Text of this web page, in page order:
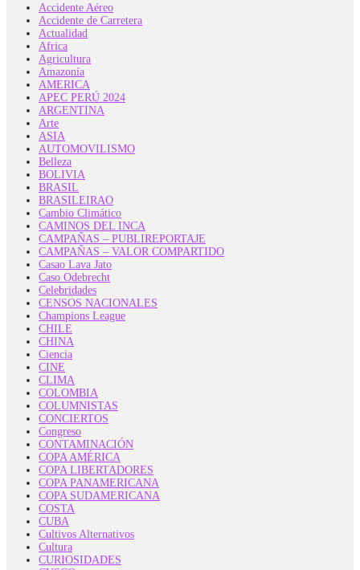
Accidente Aéreo
Accidente de Carretera
Actualidad
Africa
Agricultura
Amazonía
AMERICA
APEC PERÚ 2024
ARGENTINA
Arte
ASIA
AUTOMOVILISMO
Belleza
BOLIVIA
BRASIL
BRASILEIRAO
Cambio Climático
CAMINOS DEL INCA
CAMPAÑAS – PUBLIREPORTAJE
CAMPAÑAS – VALOR COMPARTIDO
Casao Lava Jato
Caso Odebrecht
Celebridades
CENSOS NACIONALES
Champions League
CHILE
CHINA
Ciencia
CINE
CLIMA
COLOMBIA
COLUMNISTAS
CONCIERTOS
Congreso
CONTAMINACIÓN
COPA AMÉRICA
COPA LIBERTADORES
COPA PANAMERICANA
COPA SUDAMERICANA
COSTA
CUBA
Cultivos Alternativos
Cultura
CURIOSIDADES